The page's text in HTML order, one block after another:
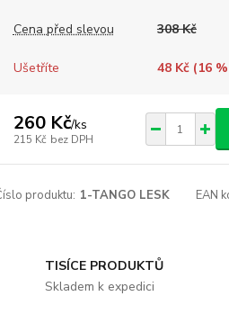
Cena před slevou 308 Kč
Ušetříte 48 Kč (16%
260 Kč/ks
215 Kč bez DPH
produktu: 1-TANGO LESK EAN
TISÍCE PRODUKTŮ
Skladem k expedici